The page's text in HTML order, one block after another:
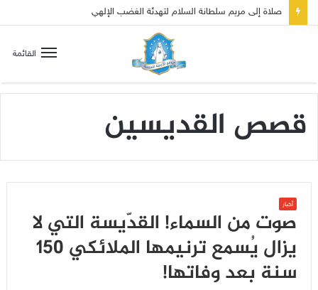
صلاة إلى مريم سلطانة السلام لتهدئة الغضب الإلهي
القائمة
قصص القديسين
أخبار
صوت من السماء! القدّيسة التي لا
يزال يُسمع ترنيمها الملائكي 150
سنة بعد وفاتها!